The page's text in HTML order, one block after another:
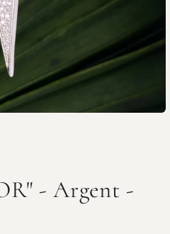
- Argent -